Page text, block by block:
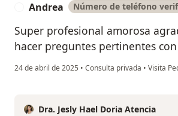
Andrea Número de teléfono
Super profesional amorosa
hacer preguntes pertinentes
24 de abril de 2025 • Consulta privada • Visita
Dra. Jesly Hael Doria Atencia